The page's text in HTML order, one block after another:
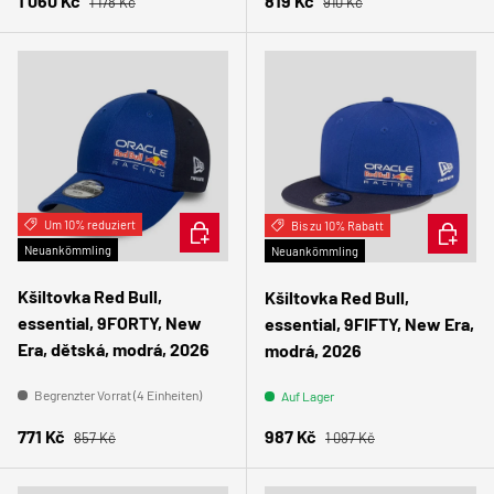
Um 10% reduziert
Neuankömmling
Kšiltovka Red Bull,
essential, 9FORTY, New
Era, dětská, modrá, 2026
Begrenzter Vorrat (4 Einheiten)
Verkaufspreis
771 Kč Normaler Preis
857 Kč
IN DEN WARENKORBBis zu 10% Rabatt
Neuankömmling
Kšiltovka Red Bull,
essential, 9FIFTY, New Era,
modrá, 2026
Auf Lager
Verkaufspreis
987 Kč Normaler Preis
1 097 Kč